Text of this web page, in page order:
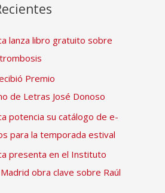
lanza libro gratuito sobre
Premio
de Letras José Donoso
potencia su catálogo de e-
para la temporada estival
presenta en el Instituto
obra clave sobre Raúl